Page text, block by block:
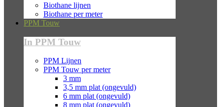
Biothane lijnen
Biothane per meter
PPM Touw
In PPM Touw
PPM Lijnen
PPM Touw per meter
3 mm
3,5 mm plat (ongevuld)
6 mm plat (ongevuld)
8 mm plat (ongevuld)